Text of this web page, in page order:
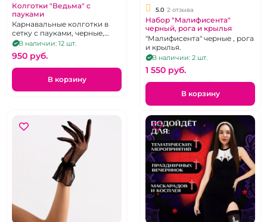
Колготки "Ведьма" с
пауками
Карнавальные колготки в
сетку с пауками, черные,
размер универсальный
В наличии: 12 шт.
950 pуб.
В корзину
5.0 2 отзыва
Набор "Малифисента"
черный, рога и крылья
"Малифисента" черные , рога
и крылья.
В наличии: 2 шт.
1 550 pуб.
В корзину